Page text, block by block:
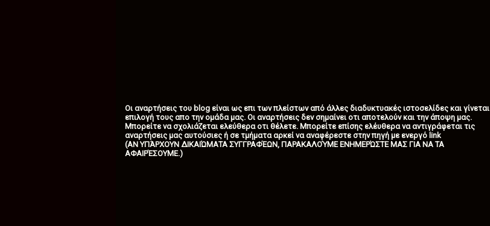
Οι αναρτήσεις του blog είναι ως επι των πλείστων από άλλες διαδυκτυακές ιστοσελίδες και γίνεται
επιλογή τους απο την ομάδα μας. Οι αναρτήσεις δεν σημαίνει οτι αποτελούν και την άποψη μας.
Μπορείτε να σχολιάζεται ελεύθερα οτι θέλετε. Μπορείτε επίσης ελέυθερα να αντιγράφεται τις
αναρτήσεις μας αυτούσιες ή σε τμήματα αρκεί να αναφέρεστε στην πηγή με ενεργό link
(ΑΝ ΥΠΆΡΧΟΥΝ ΔΙΚΑΙΏΜΑΤΑ ΣΥΓΓΡΑΦΈΩΝ, ΠΑΡΑΚΑΛΟΎΜΕ ΕΝΗΜΕΡΏΣΤΕ ΜΑΣ ΓΙΑ ΝΑ ΤΑ
ΑΦΑΙΡΈΣΟΥΜΕ.)